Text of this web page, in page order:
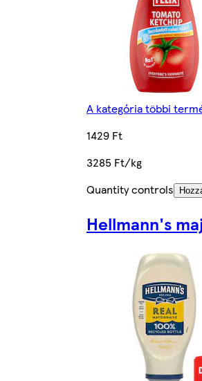
A kategória többi
1429 Ft
3285 Ft/kg
Quantity controls
Hellmann's